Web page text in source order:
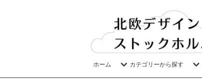
ホーム カテゴリーから探す